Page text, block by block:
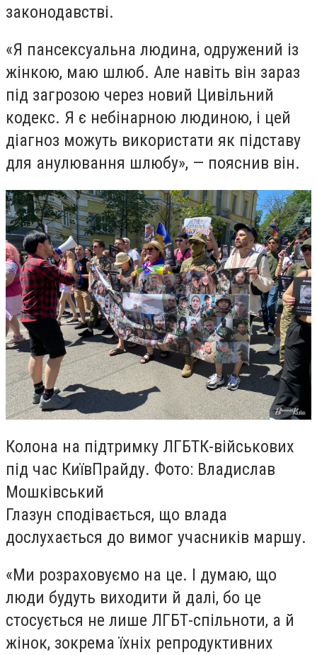
законодавстві.
«Я пансексуальна людина, одружений із
жінкою, маю шлюб. Але навіть він зараз
під загрозою через новий Цивільний
кодекс. Я є небінарною людиною, і цей
діагноз можуть використати як підставу
для анулювання шлюбу», — пояснив він.
Колона на підтримку ЛГБТК-військових
під час КиївПрайду. Фото: Владислав
Мошківський
Глазун сподівається, що влада
дослухається до вимог учасників маршу.
«Ми розраховуємо на це. І думаю, що
люди будуть виходити й далі, бо це
стосується не лише ЛГБТ-спільноти, а й
жінок, зокрема їхніх репродуктивних